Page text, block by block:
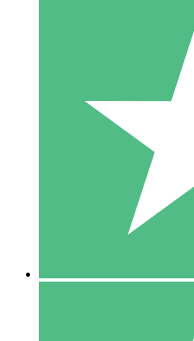
Paquetes de
Paga según el uso con créditos
10